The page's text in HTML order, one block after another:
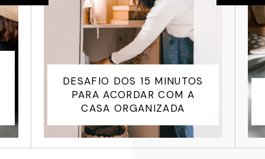
DESAFIO DOS 15 MINUTOS
PARA ACORDAR COM A
CASA ORGANIZADA